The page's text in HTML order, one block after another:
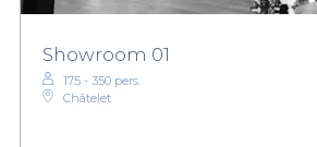
Showroom 01
175 - 350 pers.
Châtelet